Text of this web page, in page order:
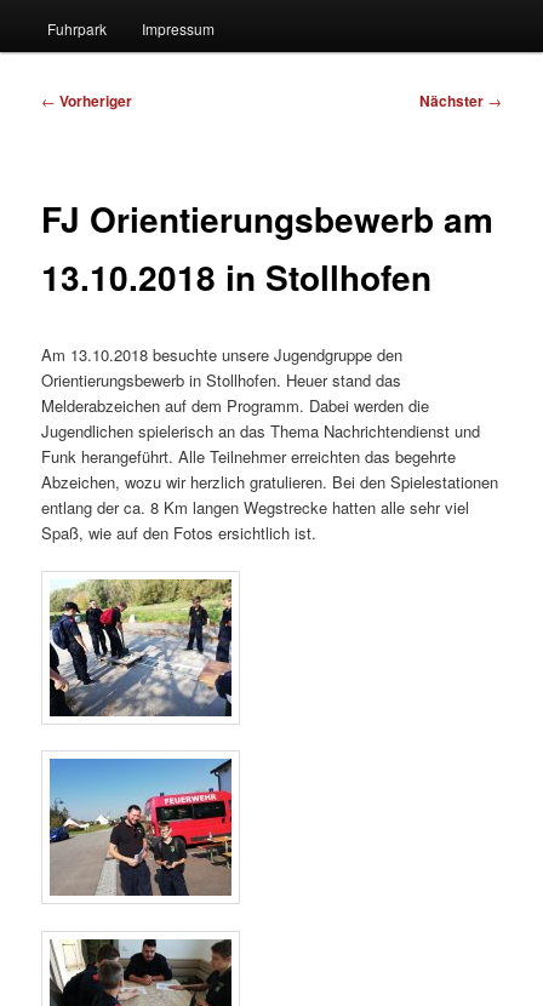
Fuhrpark Impressum
Beitragsnavigation
← Vorheriger Nächster →
FJ Orientierungsbewerb am
13.10.2018 in Stollhofen
Am 13.10.2018 besuchte unsere Jugendgruppe den
Orientierungsbewerb in Stollhofen. Heuer stand das
Melderabzeichen auf dem Programm. Dabei werden die
Jugendlichen spielerisch an das Thema Nachrichtendienst und
Funk herangeführt. Alle Teilnehmer erreichten das begehrte
Abzeichen, wozu wir herzlich gratulieren. Bei den Spielestationen
entlang der ca. 8 Km langen Wegstrecke hatten alle sehr viel
Spaß, wie auf den Fotos ersichtlich ist.